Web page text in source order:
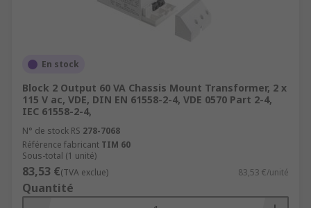
En stock
Block 2 Output 60 VA Chassis Mount Transformer, 2 x
115 V ac, VDE, DIN EN 61558-2-4, VDE 0570 Part 2-4,
IEC 61558-2-4,
N° de stock RS 278-7068
Référence fabricant TIM 60
Sous-total (1 unité)
83,53 €(TVA exclue) 83,53 €/unité
Quantité